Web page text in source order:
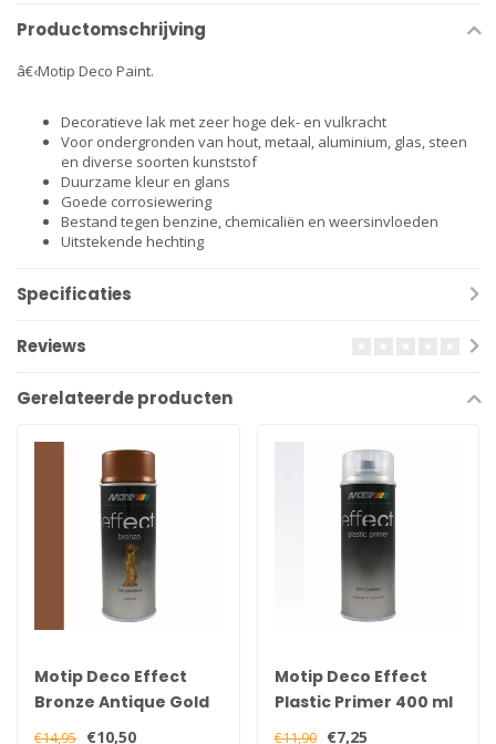
Productomschrijving
â€‹Motip Deco Paint.
Decoratieve lak met zeer hoge dek- en vulkracht
Voor ondergronden van hout, metaal, aluminium, glas, steen
en diverse soorten kunststof
Duurzame kleur en glans
Goede corrosiewering
Bestand tegen benzine, chemicaliën en weersinvloeden
Uitstekende hechting
Specificaties
Reviews
Gerelateerde producten
Motip Deco Effect
Bronze Antique Gold
400 ml
€14,95 €10,50
Motip Deco Effect
Plastic Primer 400 ml
€11,90 €7,25